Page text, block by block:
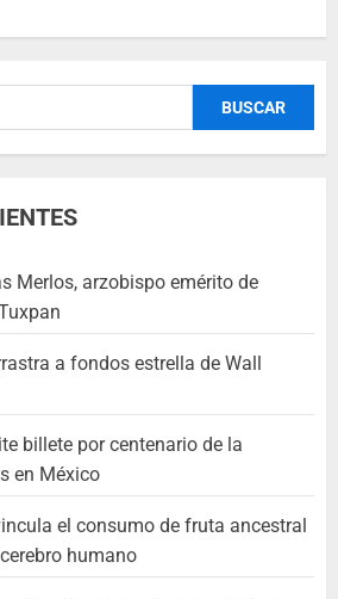
Merlos, arzobispo emérito de
a fondos estrella de Wall
billete por centenario de la
en México
el consumo de fruta ancestral
humano